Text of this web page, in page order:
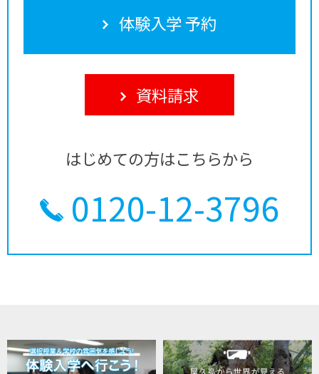
体験入学 予約
資料請求
はじめての方はこちらから
0120-12-3796